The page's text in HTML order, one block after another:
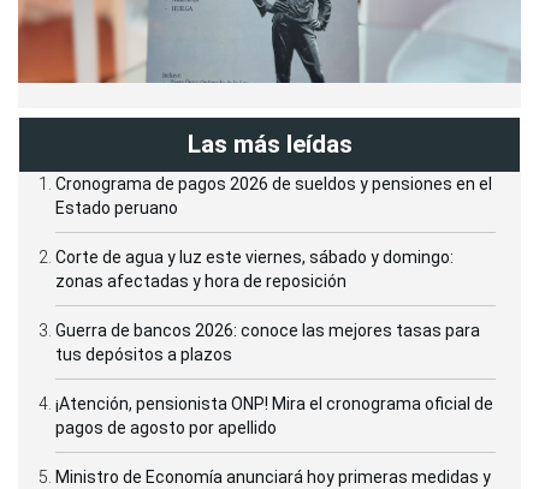
Las más leídas
Cronograma de pagos 2026 de sueldos y pensiones en el
Estado peruano
Corte de agua y luz este viernes, sábado y domingo:
zonas afectadas y hora de reposición
Guerra de bancos 2026: conoce las mejores tasas para
tus depósitos a plazos
¡Atención, pensionista ONP! Mira el cronograma oficial de
pagos de agosto por apellido
Ministro de Economía anunciará hoy primeras medidas y